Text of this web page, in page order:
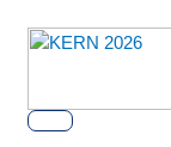
Főmenü